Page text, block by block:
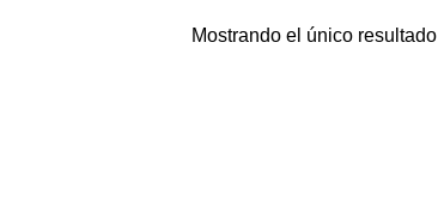
Mostrando el único resultado